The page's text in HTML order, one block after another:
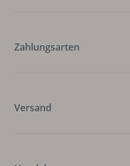
Zahlungsarten
Versand